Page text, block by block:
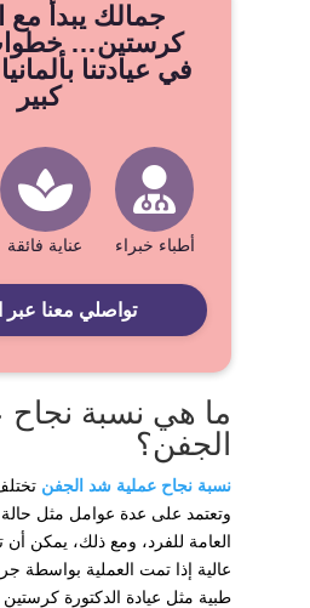
جمالك يبدأ مع
كرستين…
في عيادتنا
كبير
أطباء خبراء عناية فائقة
تواصلي معنا عبر
ما هي نسبة
الجفن؟
نسبة نجاح عملية شد الجفن
وتعتمد على عدة عوامل مثل حالة
العامة للفرد، ومع ذلك، يمكن أن
عالية إذا تمت العملية بواسطة
طبية مثل عيادة الدكتورة